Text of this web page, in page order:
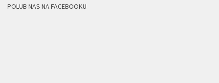
POLUB NAS NA FACEBOOKU